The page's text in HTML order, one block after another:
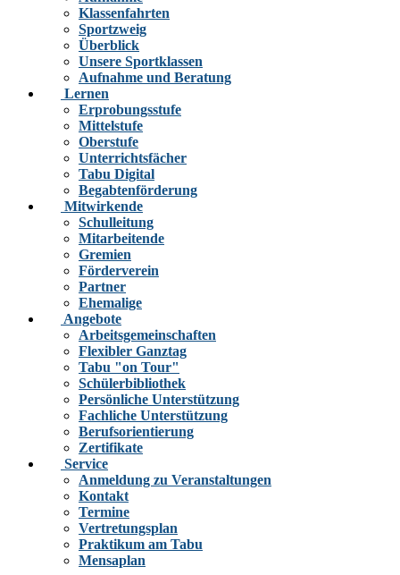
Klassenfahrten
Sportzweig
Überblick
Unsere Sportklassen
Aufnahme und Beratung
Lernen
Erprobungsstufe
Mittelstufe
Oberstufe
Unterrichtsfächer
Tabu Digital
Begabtenförderung
Mitwirkende
Schulleitung
Mitarbeitende
Gremien
Förderverein
Partner
Ehemalige
Angebote
Arbeitsgemeinschaften
Flexibler Ganztag
Tabu "on Tour"
Schülerbibliothek
Persönliche Unterstützung
Fachliche Unterstützung
Berufsorientierung
Zertifikate
Service
Anmeldung zu Veranstaltungen
Kontakt
Termine
Vertretungsplan
Praktikum am Tabu
Mensaplan